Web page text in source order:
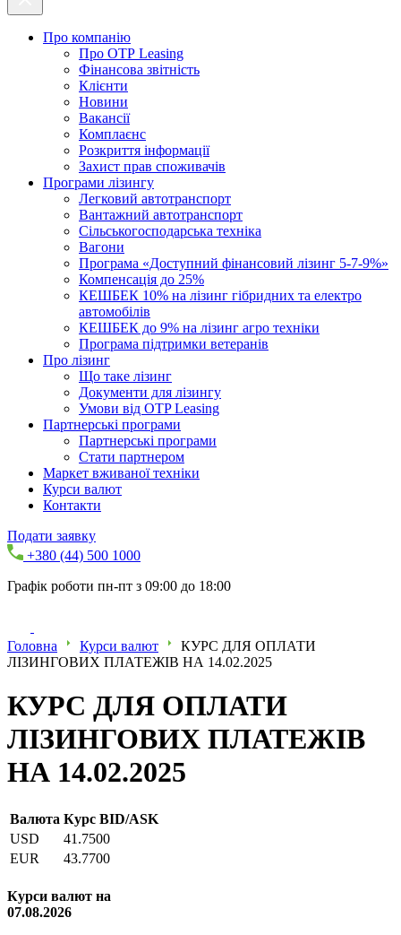
Про компанію
Про ОТР Leasing
Фінансова звітність
Клієнти
Новини
Вакансії
Комплаєнс
Розкриття інформації
Захист прав споживачів
Програми лізингу
Легковий автотранспорт
Вантажний автотранспорт
Cільськогосподарська техніка
Вагони
Програма «Доступний фінансовий лізинг 5-7-9%»
Компенсація до 25%
КЕШБЕК 10% на лізинг гібридних та електро
автомобілів
КЕШБЕК до 9% на лізинг агро техніки
Програма підтримки ветеранів
Про лізинг
Що таке лізинг
Документи для лізингу
Умови від OTP Leasing
Партнерські програми
Партнерські програми
Стати партнером
Маркет вживаної техніки
Курси валют
Контакти
Подати заявку
+380 (44) 500 1000
Графік роботи пн-пт з 09:00 до 18:00
Головна Курси валют
КУРС ДЛЯ ОПЛАТИ
ЛІЗИНГОВИХ ПЛАТЕЖІВ НА 14.02.2025
КУРС ДЛЯ ОПЛАТИ
ЛІЗИНГОВИХ ПЛАТЕЖІВ
НА 14.02.2025
Валюта Курс BID/ASK
USD
41.7500
EUR
43.7700
Курси валют на
07.08.2026